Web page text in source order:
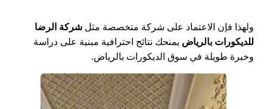
ولهذا فإن الاعتماد على شركة متخصصة مثلشركة الرضا
للديكورات بالرياض يمنحك نتائج احترافية مبنية على دراسة
وخبرة طويلة في سوق الديكورات بالرياض.